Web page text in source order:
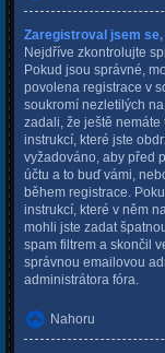
Zaregistroval jsem
Nejdříve zkontrolujte
Pokud jsou správné,
povolena registrace v
soukromí nezletilých
zadali, že ještě
instrukcí, které jste
vyžadováno, aby před
účtu a to buď vámi,
během registrace.
instrukcí, které v něm
mohli jste zadat
spam filtrem a skončil
správnou emailovou
administrátora fóra.
Nahoru